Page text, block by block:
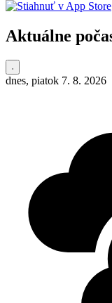
Aktuálne
dnes, piatok 7. 8. 2026